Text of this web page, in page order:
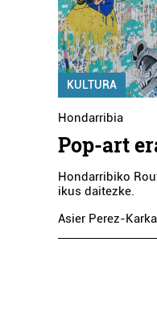
KULTURA
Hondarribia
Pop-art
Hondarribiko
ikus daitezke.
Asier Perez-